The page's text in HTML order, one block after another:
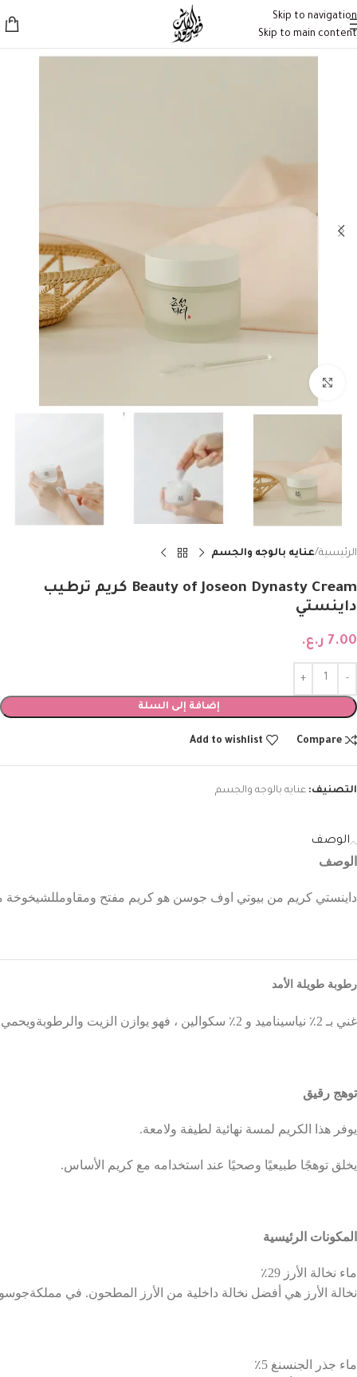
Skip to navigation
Skip to main content
Click to enlarge
الرئيسية عنايه بالوجه والجسم
Beauty of Joseon Dynasty Cream كريم ترطيب
داينستي
7.00 ر.ع.
إضافة إلى السلة
Compare
Add to wishlist
التصنيف: عنايه بالوجه والجسم
الوصف
الوصف
داينستي كريم من بيوتي اوف جوسن هو كريم مفتح ومقاومللشيخوخة
رطوبة طويلة الأمد
غني بـ 2٪ نياسيناميد و 2٪ سكوالين ، فهو يوازن الزيت والرطوبةويحمي
توهج رقيق
يوفر هذا الكريم لمسة نهائية لطيفة ولامعة.
يخلق توهجًا طبيعيًا وصحيًا عند استخدامه مع كريم الأساس.
المكونات الرئيسية
ماء نخالة الأرز 29٪
نخالة الأرز هي أفضل نخالة داخلية من الأرز المطحون. في مملكة
ماء جذر الجنسنغ 5٪